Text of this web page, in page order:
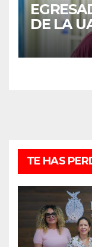
DE LA
DUELO
TE HAS